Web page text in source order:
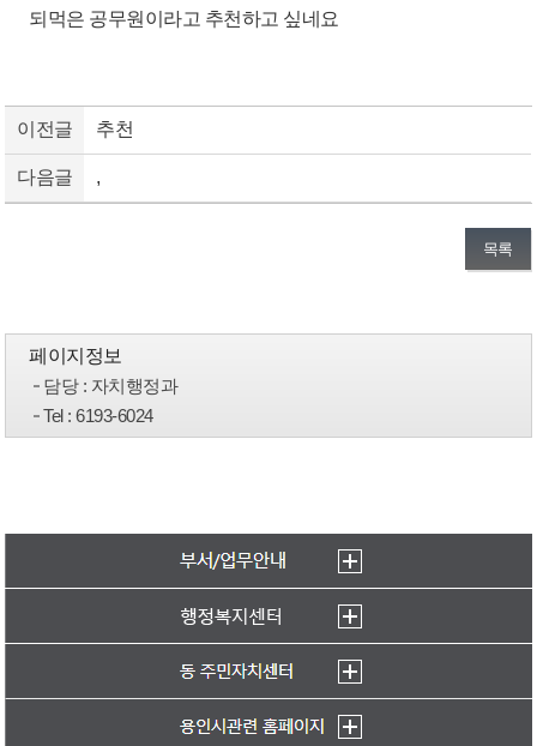
되먹은 공무원이라고 추천하고 싶네요
이전글 추천
다음글 ,
목록
페이지정보
담당: 자치행정과
Tel: 6193-6024